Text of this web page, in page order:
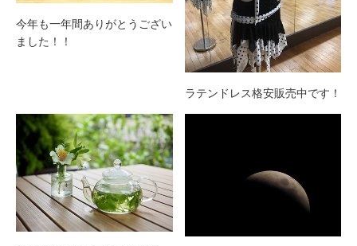
今年も一年間ありがとうござい
ました！！
ラテンドレス格安販売中です！